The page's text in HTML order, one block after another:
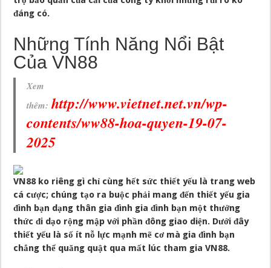
đáng có.
Những Tính Năng Nổi Bật
Của VN88
Xem
thêm:http://www.vietnet.net.vn/wp-
contents/ww88-hoa-quyen-19-07-
2025
VN88 ko riêng gì chỉ cùng hết sức thiết yếu là trang web
cá cược; chúng tạo ra buộc phải mang đến thiết yếu gia
đình bạn dạng thân gia đình gia đình bạn một thưởng
thức đi dạo rộng mập với phần đông giao diện. Dưới đây
thiết yếu là số ít nỗ lực mạnh mẽ cơ mà gia đình bạn
chẳng thể quăng quật qua mất lúc tham gia VN88.